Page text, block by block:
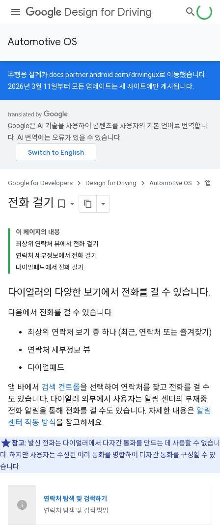
Design for Driving
Automotive OS
주행용 설계가docs.partner.android.com/drivingux로 이동했습니다.
2026년 3월 11일부터 모든 업데이트는 새 사이트에만 게시됩니다.
Google은 AI 기술을 사용하여 콘텐츠를 사용자의 기본 언어로 번역합니
다. AI 번역에는 오류가 있을 수 있습니다.
Google for Developers Design for Driving Automotive OS 앱
전화 걸기 bookmark_border
이 페이지의 내용
최상위 연락처 뷰에서 전화 걸기
연락처 세부정보에서 전화 걸기
다이얼패드에서 전화 걸기
다이얼러의 다양한 보기에서 전화를 걸 수 있습니다.
다음에서 전화를 걸 수 있습니다.
최상위 연락처 보기 중 하나 (최근, 연락처 또는 즐겨찾기)
연락처 세부정보 뷰
다이얼패드
앱 바에서 검색 컨트롤을 선택하여 연락처를 찾고 전화를 걸 수
도 있습니다. 다이얼러 외부에서 사용자는 알림 센터의 부재중
전화 알림을 통해 전화를 걸 수도 있습니다. 자세한 내용은 알림
센터 작동 방식을 참고하세요.
참고: 발신 전화는 다이얼러에서 다자간 통화를 만드는 데 사용할 수 없습니
다. 하지만 사용자는 수신된 여러 통화를 병합하여 다자간 통화를 구성할 수 있
습니다.
연락처 탐색 및 검색하기
연락처 탐색 및 검색 방법